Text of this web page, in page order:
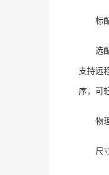
标
选
支持远
序，可
物
尺